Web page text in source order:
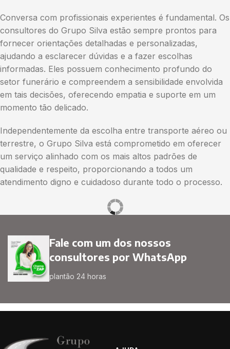
Conversa com profissionais experientes é fundamental. Os
consultores do Grupo Silva estão sempre prontos para
fornecer orientações detalhadas e personalizadas,
ajudando a esclarecer dúvidas e a fazer escolhas
informadas. Eles possuem conhecimento profundo do
setor funerário e compreendem a sensibilidade envolvida
em tais decisões, oferecendo empatia e suporte em um
momento tão delicado.
Independentemente da escolha entre transporte aéreo ou
terrestre, o Grupo Silva está comprometido em oferecer
um serviço alinhado com os mais altos padrões de
qualidade e respeito, proporcionando a todos um
atendimento digno e cuidadoso durante todo o processo.
Fale com um dos nossos
consultores por WhatsApp
plantão 24 horas